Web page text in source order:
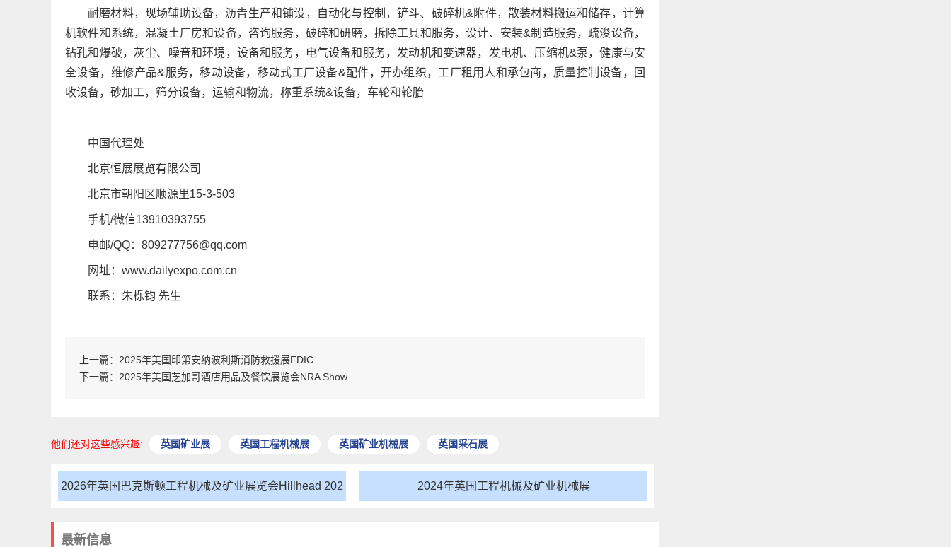
耐磨材料，现场辅助设备，沥青生产和铺设，自动化与控制，铲斗、破碎机&附件，散装材料搬运和储存，计算
机软件和系统，混凝土厂房和设备，咨询服务，破碎和研磨，拆除工具和服务，设计、安装&制造服务，疏浚设备，
钻孔和爆破，灰尘、噪音和环境，设备和服务，电气设备和服务，发动机和变速器，发电机、压缩机&泵，健康与安
全设备，维修产品&服务，移动设备，移动式工厂设备&配件，开办组织，工厂租用人和承包商，质量控制设备，回
收设备，砂加工，筛分设备，运输和物流，称重系统&设备，车轮和轮胎
中国代理处
北京恒展展览有限公司
北京市朝阳区顺源里15-3-503
手机/微信13910393755
电邮/QQ：809277756@qq.com
网址：www.dailyexpo.com.cn
联系：朱栎钧 先生
上一篇： 2025年美国印第安纳波利斯消防救援展FDIC
下一篇： 2025年美国芝加哥酒店用品及餐饮展览会NRA Show
他们还对这些感兴趣: 英国矿业展 英国工程机械展 英国矿业机械展 英国采石展
2026年英国巴克斯顿工程机械及矿业展览会Hillhead 202 2024年英国工程机械及矿业机械展
最新信息